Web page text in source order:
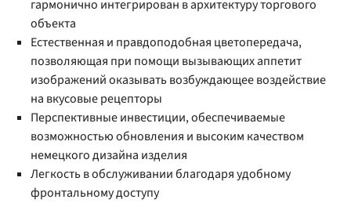
гармонично интегрирован в архитектуру торгового
объекта
Естественная и правдоподобная цветопередача,
позволяющая при помощи вызывающих аппетит
изображений оказывать возбуждающее воздействие
на вкусовые рецепторы
Перспективные инвестиции, обеспечиваемые
возможностью обновления и высоким качеством
немецкого дизайна изделия
Легкость в обслуживании благодаря удобному
фронтальному доступу